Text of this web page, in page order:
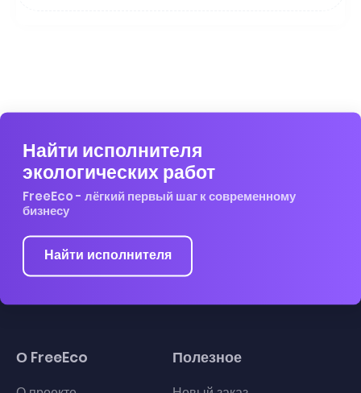
Найти исполнителя
экологических работ
FreeEco - лёгкий первый шаг к современному
бизнесу
Найти исполнителя
О FreeEco Полезное